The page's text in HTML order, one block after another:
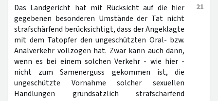
21
Das Landgericht hat mit Rücksicht auf die hier
gegebenen besonderen Umstände der Tat nicht
strafschärfend berücksichtigt, dass der Angeklagte
mit dem Tatopfer den ungeschützten Oral- bzw.
Analverkehr vollzogen hat. Zwar kann auch dann,
wenn es bei einem solchen Verkehr - wie hier -
nicht zum Samenerguss gekommen ist, die
ungeschützte Vornahme solcher sexuellen
Handlungen grundsätzlich strafschärfend